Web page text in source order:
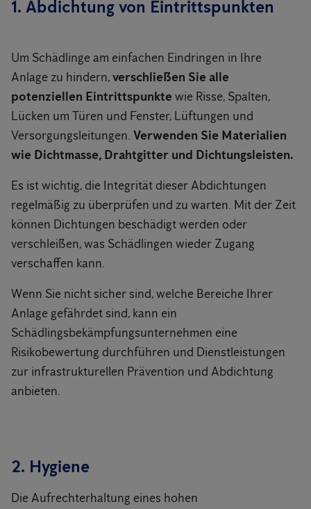
1. Abdichtung von Eintrittspunkten
Um Schädlinge am einfachen Eindringen in Ihre
Anlage zu hindern,verschließen Sie alle
potenziellen Eintrittspunkte wie Risse, Spalten,
Lücken um Türen und Fenster, Lüftungen und
Versorgungsleitungen. Verwenden Sie Materialien
wie Dichtmasse, Drahtgitter und Dichtungsleisten.
Es ist wichtig, die Integrität dieser Abdichtungen
regelmäßig zu überprüfen und zu warten. Mit der Zeit
können Dichtungen beschädigt werden oder
verschleißen, was Schädlingen wieder Zugang
verschaffen kann.
Wenn Sie nicht sicher sind, welche Bereiche Ihrer
Anlage gefährdet sind, kann ein
Schädlingsbekämpfungsunternehmen eine
Risikobewertung durchführen und Dienstleistungen
zur infrastrukturellen Prävention und Abdichtung
anbieten.
2. Hygiene
Die Aufrechterhaltung eines hohen